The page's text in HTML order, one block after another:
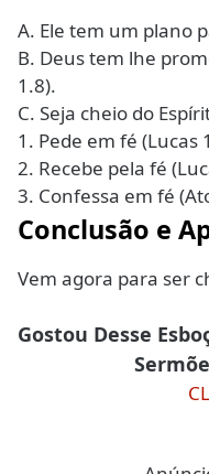
A. Ele tem um plano
B. Deus tem lhe
1.8).
C. Seja cheio do
1. Pede em fé (Lucas
2. Recebe pela fé
3. Confessa em fé
Conclusão e
Vem agora para ser
Gostou Desse